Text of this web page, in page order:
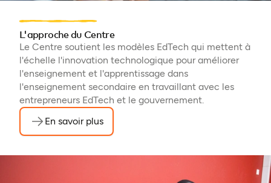
L'approche du Centre
Le Centre soutient les modèles EdTech qui mettent à
l'échelle l'innovation technologique pour améliorer
l'enseignement et l'apprentissage dans
l'enseignement secondaire en travaillant avec les
entrepreneurs EdTech et le gouvernement.
En savoir plus